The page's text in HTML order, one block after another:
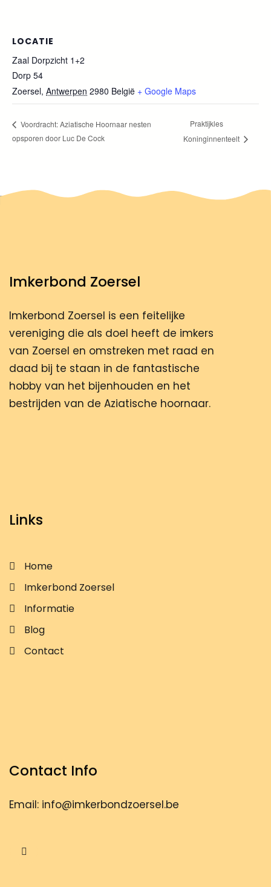
LOCATIE
Zaal Dorpzicht 1+2
Dorp 54
Zoersel, Antwerpen 2980 België + Google Maps
Voordracht: Aziatische Hoornaar nesten
opsporen door Luc De Cock
Praktijkles
Koninginnenteelt
Imkerbond Zoersel
Imkerbond Zoersel is een feitelijke
vereniging die als doel heeft de imkers
van Zoersel en omstreken met raad en
daad bij te staan in de fantastische
hobby van het bijenhouden en het
bestrijden van de Aziatische hoornaar.
Links
Home
Imkerbond Zoersel
Informatie
Blog
Contact
Contact Info
Email: info@imkerbondzoersel.be